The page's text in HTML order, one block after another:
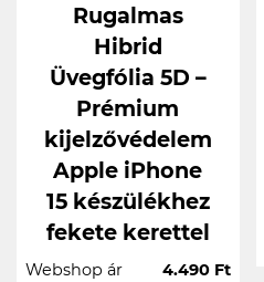
Rugalmas
Hibrid
Üvegfólia 5D –
Prémium
kijelzővédelem
Apple iPhone
15 készülékhez
fekete kerettel
Webshop ár 4.490 Ft